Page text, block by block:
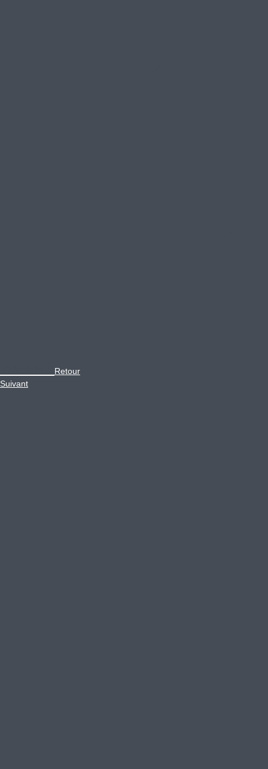
Retour
Suivant